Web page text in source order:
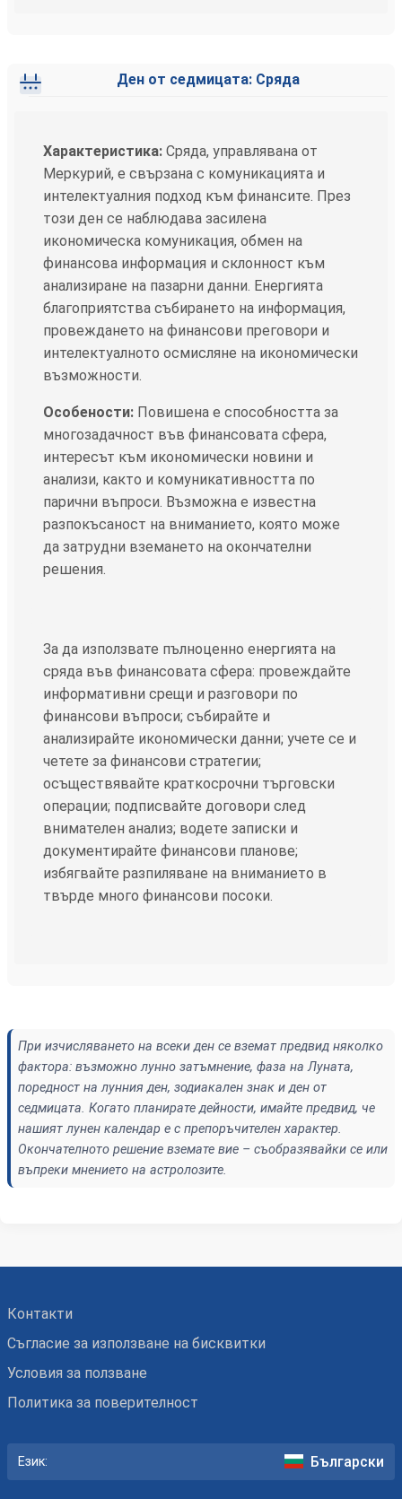
Ден от седмицата: Сряда
Характеристика: Сряда, управлявана от
Меркурий, е свързана с комуникацията и
интелектуалния подход към финансите. През
този ден се наблюдава засилена
икономическа комуникация, обмен на
финансова информация и склонност към
анализиране на пазарни данни. Енергията
благоприятства събирането на информация,
провеждането на финансови преговори и
интелектуалното осмисляне на икономически
възможности.
Особености: Повишена е способността за
многозадачност във финансовата сфера,
интересът към икономически новини и
анализи, както и комуникативността по
парични въпроси. Възможна е известна
разпокъсаност на вниманието, която може
да затрудни вземането на окончателни
решения.
За да използвате пълноценно енергията на
сряда във финансовата сфера: провеждайте
информативни срещи и разговори по
финансови въпроси; събирайте и
анализирайте икономически данни; учете се и
четете за финансови стратегии;
осъществявайте краткосрочни търговски
операции; подписвайте договори след
внимателен анализ; водете записки и
документирайте финансови планове;
избягвайте разпиляване на вниманието в
твърде много финансови посоки.
При изчисляването на всеки ден се вземат предвид няколко
фактора: възможно лунно затъмнение, фаза на Луната,
поредност на лунния ден, зодиакален знак и ден от
седмицата. Когато планирате дейности, имайте предвид, че
нашият лунен календар е с препоръчителен характер.
Окончателното решение вземате вие – съобразявайки се или
въпреки мнението на астролозите.
Контакти
Съгласие за използване на бисквитки
Условия за ползване
Политика за поверителност
Език: Български